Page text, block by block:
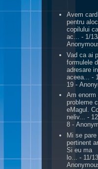
Avem
pentru
copilului
ac... - 1/
Vad ca ai
formulele
adresare in
aceea...
-
19 -
Am enorm
probleme
eMagul.
neliv... -
8 -
Mi se
pertinent
Si eu ma
lo...
- 11/